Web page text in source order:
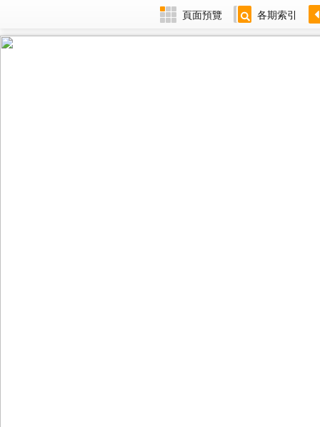
頁面預覽 各期索引